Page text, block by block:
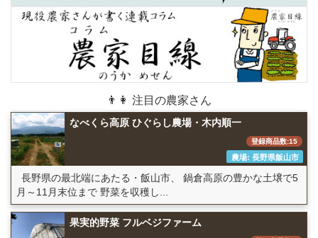
👨👩 注目の農家さん
なべくら高原 ひぐらし農場・木内順一
登録商品数:15
農場: 長野県飯山市
長野県の最北端にあたる・飯山市、 鍋倉高原の豊かな土壌で5
月～11月末位まで 野菜を収穫し...
果実的野菜 フルベジファーム